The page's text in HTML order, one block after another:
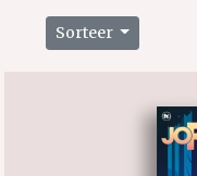
Sorteer